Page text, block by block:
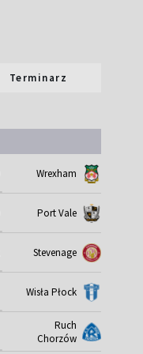
Terminarz
Wrexham
Port Vale
Stevenage
Wisła Płock
Ruch
Chorzów